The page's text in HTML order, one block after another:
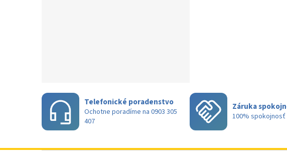
Telefonické poradenstvo
Ochotne poradíme na 0903 305
407
Záruka
100% spokojnosť